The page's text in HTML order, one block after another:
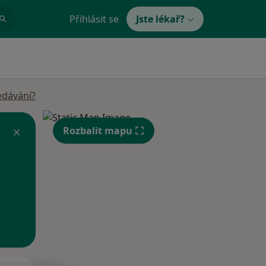
Přihlásit se Jste lékař?
Rozbalit mapu